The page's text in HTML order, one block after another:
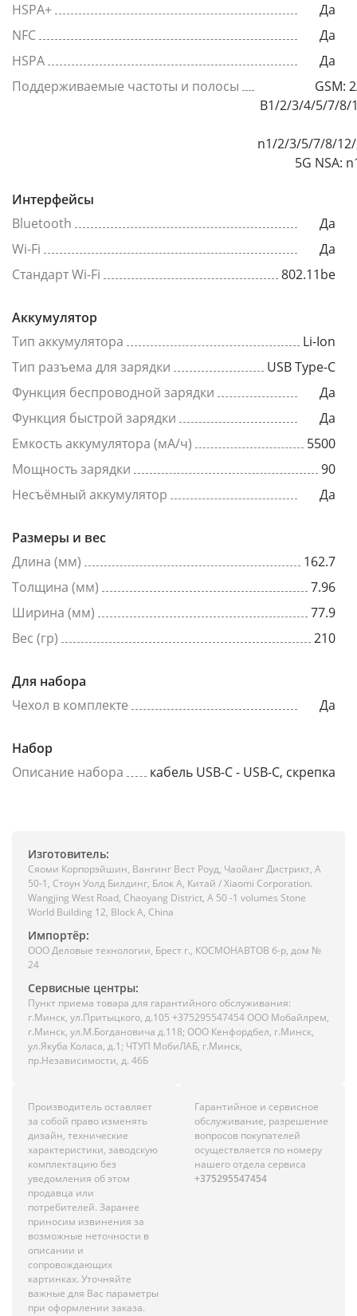
HSPA+
Да
NFC
Да
HSPA
Да
Поддерживаемые частоты и полосы
GSM:
B1/2/3/4/5/7/8/
n1/2/3/5/7/8/
5G NSA:
Интерфейсы
Bluetooth
Да
Wi-Fi
Да
Стандарт Wi-Fi
802.11be
Аккумулятор
Тип аккумулятора
Li-Ion
Тип разъема для зарядки
USB Type-C
Функция беспроводной зарядки
Да
Функция быстрой зарядки
Да
Емкость аккумулятора (мА/ч)
5500
Мощность зарядки
90
Несъёмный аккумулятор
Да
Размеры и вес
Длина (мм)
162.7
Толщина (мм)
7.96
Ширина (мм)
77.9
Вес (гр)
210
Для набора
Чехол в комплекте
Да
Набор
Описание набора
кабель USB-C - USB-C, скрепка
Изготовитель:
Сяоми Корпорэйшин, Вангинг Вест Роуд, Чаойанг Дистрикт, А
50-1, Стоун Уолд Билдинг, Блок А, Китай / Xiaomi Corporation.
Wangjing West Road, Chaoyang District, A 50 -1 volumes Stone
World Building 12, Block A, China
Импортёр:
ООО Деловые технологии, Брест г., КОСМОНАВТОВ б-р, дом №
24
Сервисные центры:
Пункт приема товара для гарантийного обслуживания:
г.Минск, ул.Притыцкого, д.105 +375295547454 ООО Мобайлрем,
г.Минск, ул.М.Богдановича д.118; ООО Кенфордбел, г.Минск,
ул.Якуба Коласа, д.1; ЧТУП МобиЛАБ, г.Минск,
пр.Независимости, д. 46Б
Производитель оставляет
за собой право изменять
дизайн, технические
характеристики, заводскую
комплектацию без
уведомления об этом
продавца или
потребителей. Заранее
приносим извинения за
возможные неточности в
описании и
сопровождающих
картинках. Уточняйте
важные для Вас параметры
при оформлении заказа.
Гарантийное и сервисное
обслуживание, разрешение
вопросов покупателей
осуществляется по номеру
нашего отдела сервиса
+375295547454